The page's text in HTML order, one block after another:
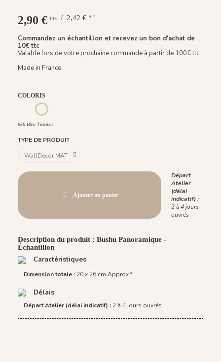
2,90 € TTC / 2,42 € HT
Commandez un échantillon et recevez un bon d'achat de
10€ ttc
Valable lors de votre prochaine commande à partir de 100€ ttc
Made in France
COLORIS
959 Vert Sencha960 Bleu Tākoizu
960 Bleu Tākoizu
TYPE DE PRODUIT
Ajouter au panier
Départ
Atelier
(délai
indicatif) :
2 à 4 jours
ouvrés
Description du produit : Bushu Panoramique -
Échantillon
Caractéristiques
Dimension totale :20 x 26 cm Approx.*
Délais
Départ Atelier (délai indicatif) :2 à 4 jours ouvrés